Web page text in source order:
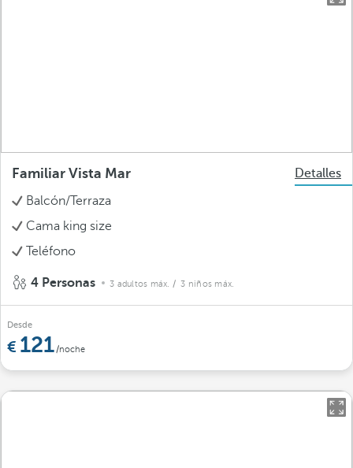
Familiar Vista Mar
Detalles
Balcón/Terraza
Cama king size
Teléfono
4 Personas 3 adultos máx. / 3 niños máx.
Desde
121/noche